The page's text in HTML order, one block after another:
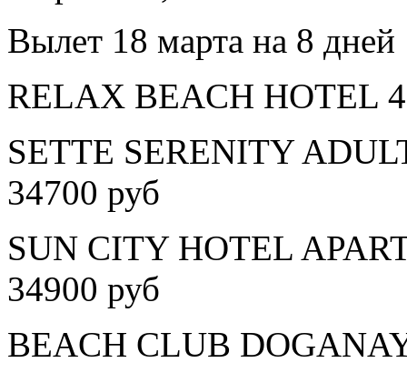
Вылет 18 марта на 8 дней
RELAX BEACH HOTEL
SETTE SERENITY
34700 руб
SUN CITY HOTEL
34900 руб
BEACH CLUB